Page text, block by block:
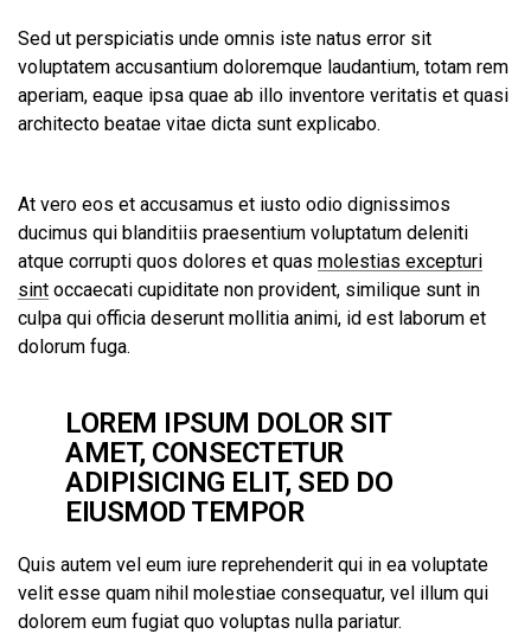
Sed ut perspiciatis unde omnis iste natus error sit
voluptatem accusantium doloremque laudantium, totam rem
aperiam, eaque ipsa quae ab illo inventore veritatis et quasi
architecto beatae vitae dicta sunt explicabo.
At vero eos et accusamus et iusto odio dignissimos
ducimus qui blanditiis praesentium voluptatum deleniti
atque corrupti quos dolores et quas molestias excepturi
sint occaecati cupiditate non provident, similique sunt in
culpa qui officia deserunt mollitia animi, id est laborum et
dolorum fuga.
LOREM IPSUM DOLOR SIT
AMET, CONSECTETUR
ADIPISICING ELIT, SED DO
EIUSMOD TEMPOR
Quis autem vel eum iure reprehenderit qui in ea voluptate
velit esse quam nihil molestiae consequatur, vel illum qui
dolorem eum fugiat quo voluptas nulla pariatur.